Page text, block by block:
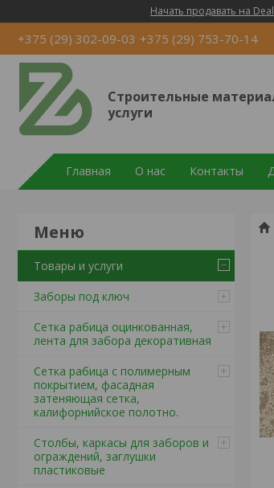
Начать продавать на
+375 (29) 302-09-03 +375 (29) 753-70-14
Строительные
услуги
Главная О нас Контакты
Товары и услуги
Заборы под ключ
Сетка рабица оцинкованная,
лента для забора декоративная
Сетка рабица с полимерным
покрытием, фасадная
затеняющая сетка,
калифорнийское полотно.
Столбы, каркасы для заборов и
ограждений, заглушки
пластиковые